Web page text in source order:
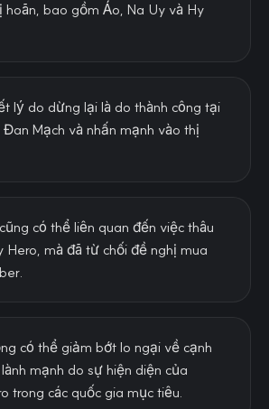
hoãn, bao gồm Áo, Na Uy và Hy
lý do dừng lại là do thành công tại
Đan Mạch và nhấn mạnh vào thị
có thể liên quan đến việc thâu
Hero, mà đã từ chối đề nghị mua
có thể giảm bớt lo ngại về cạnh
mạnh do sự hiện diện của
trong các quốc gia mục tiêu.